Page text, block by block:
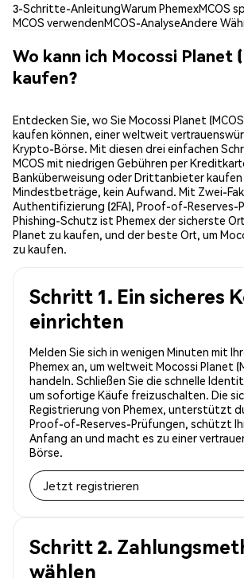
3-Schritte-AnleitungWarum PhemexMCOS
MCOS verwendenMCOS-AnalyseAndere
Wo kann ich Mocossi Planet
kaufen?
Entdecken Sie, wo Sie Mocossi Planet
kaufen können, einer weltweit
Krypto-Börse. Mit diesen drei einfachen
MCOS mit niedrigen Gebühren per
Banküberweisung oder Drittanbieter kaufen
Mindestbeträge, kein Aufwand. Mit Zwei-
Authentifizierung (2FA), Proof-of-Reserves-
Phishing-Schutz ist Phemex der sicherste
Planet zu kaufen, und der beste Ort, um
zu kaufen.
Schritt 1. Ein sicheres
einrichten
Melden Sie sich in wenigen Minuten mit
Phemex an, um weltweit Mocossi Planet
handeln. Schließen Sie die schnelle
um sofortige Käufe freizuschalten. Die
Registrierung von Phemex, unterstützt
Proof-of-Reserves-Prüfungen, schützt
Anfang an und macht es zu einer
Börse.
Jetzt registrieren
Schritt 2.
wählen